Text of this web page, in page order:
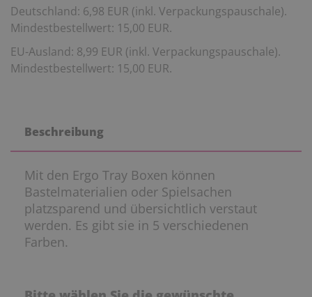
Deutschland: 6,98 EUR (inkl. Verpackungspauschale).
Mindestbestellwert: 15,00 EUR.
EU-Ausland: 8,99 EUR (inkl. Verpackungspauschale).
Mindestbestellwert: 15,00 EUR.
Beschreibung
Mit den Ergo Tray Boxen können
Bastelmaterialien oder Spielsachen
platzsparend und übersichtlich verstaut
werden. Es gibt sie in 5 verschiedenen
Farben.